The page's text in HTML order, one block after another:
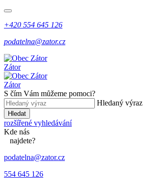
+420 554 645 126
podatelna@zator.cz
Zátor
Zátor
S čím Vám můžeme pomoci?
Hledaný výraz
Hledat
rozšířené vyhledávání
Kde nás
najdete?
podatelna@zator.cz
554 645 126